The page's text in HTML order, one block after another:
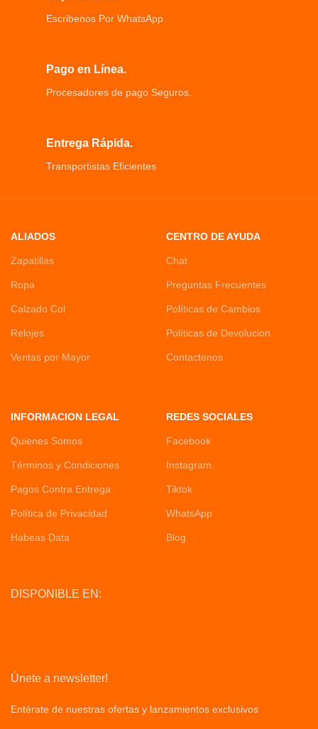
Escribenos Por WhatsApp
Pago en Línea.
Procesadores de pago Seguros.
Entrega Rápida.
Transportistas Eficientes
ALIADOS
Zapatillas
Ropa
Calzado Col
Relojes
Ventas por Mayor
CENTRO DE AYUDA
Chat
Preguntas Frecuentes
Políticas de Cambios
Políticas de Devolucion
Contactenos
INFORMACION LEGAL
Quienes Somos
Términos y Condiciones
Pagos Contra Entrega
Política de Privacidad
Habeas Data
REDES SOCIALES
Facebook
Instagram
Tiktok
WhatsApp
Blog
DISPONIBLE EN:
Únete a newsletter!
Entérate de nuestras ofertas y lanzamientos exclusivos